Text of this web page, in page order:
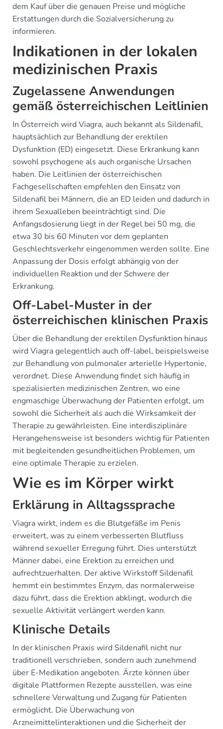
dem Kauf über die genauen Preise und mögliche
Erstattungen durch die Sozialversicherung zu
informieren.
Indikationen in der lokalen
medizinischen Praxis
Zugelassene Anwendungen
gemäß österreichischen Leitlinien
In Österreich wird Viagra, auch bekannt als Sildenafil,
hauptsächlich zur Behandlung der erektilen
Dysfunktion (ED) eingesetzt. Diese Erkrankung kann
sowohl psychogene als auch organische Ursachen
haben. Die Leitlinien der österreichischen
Fachgesellschaften empfehlen den Einsatz von
Sildenafil bei Männern, die an ED leiden und dadurch in
ihrem Sexualleben beeinträchtigt sind. Die
Anfangsdosierung liegt in der Regel bei 50 mg, die
etwa 30 bis 60 Minuten vor dem geplanten
Geschlechtsverkehr eingenommen werden sollte. Eine
Anpassung der Dosis erfolgt abhängig von der
individuellen Reaktion und der Schwere der
Erkrankung.
Off-Label-Muster in der
österreichischen klinischen Praxis
Über die Behandlung der erektilen Dysfunktion hinaus
wird Viagra gelegentlich auch off-label, beispielsweise
zur Behandlung von pulmonaler arterielle Hypertonie,
verordnet. Diese Anwendung findet sich häufig in
spezialisierten medizinischen Zentren, wo eine
engmaschige Überwachung der Patienten erfolgt, um
sowohl die Sicherheit als auch die Wirksamkeit der
Therapie zu gewährleisten. Eine interdisziplinäre
Herangehensweise ist besonders wichtig für Patienten
mit begleitenden gesundheitlichen Problemen, um
eine optimale Therapie zu erzielen.
Wie es im Körper wirkt
Erklärung in Alltagssprache
Viagra wirkt, indem es die Blutgefäße im Penis
erweitert, was zu einem verbesserten Blutfluss
während sexueller Erregung führt. Dies unterstützt
Männer dabei, eine Erektion zu erreichen und
aufrechtzuerhalten. Der aktive Wirkstoff Sildenafil
hemmt ein bestimmtes Enzym, das normalerweise
dazu führt, dass die Erektion abklingt, wodurch die
sexuelle Aktivität verlängert werden kann.
Klinische Details
In der klinischen Praxis wird Sildenafil nicht nur
traditionell verschrieben, sondern auch zunehmend
über E-Medikation angeboten. Ärzte können über
digitale Plattformen Rezepte ausstellen, was eine
schnellere Verwaltung und Zugang für Patienten
ermöglicht. Die Überwachung von
Arzneimittelinteraktionen und die Sicherheit der